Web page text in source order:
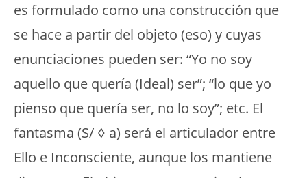
es formulado como una construcción que
se hace a partir del objeto (eso) y cuyas
enunciaciones pueden ser: “Yo no soy
aquello que quería (Ideal) ser”; “lo que yo
pienso que quería ser, no lo soy”; etc. El
fantasma (S/ ◊ a) será el articulador entre
Ello e Inconsciente, aunque los mantiene